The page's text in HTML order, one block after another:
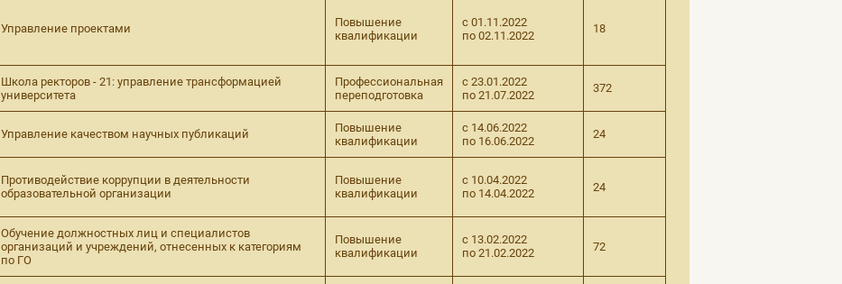
Управление проектами
Повышение
квалификации
с 01.11.2022
по 02.11.2022
18
Школа ректоров - 21: управление трансформацией
университета
Профессиональная
переподготовка
с 23.01.2022
по 21.07.2022
372
Управление качеством научных публикаций
Повышение
квалификации
с 14.06.2022
по 16.06.2022
24
Противодействие коррупции в деятельности
образовательной организации
Повышение
квалификации
с 10.04.2022
по 14.04.2022
24
Обучение должностных лиц и специалистов
организаций и учреждений, отнесенных к категориям
по ГО
Повышение
квалификации
с 13.02.2022
по 21.02.2022
72